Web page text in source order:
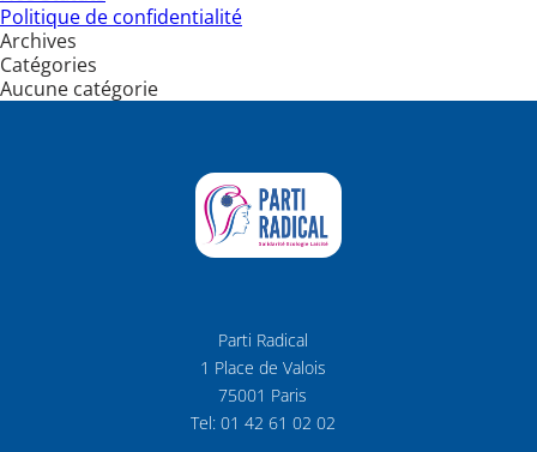
Politique de confidentialité
Archives
Catégories
Aucune catégorie
Parti Radical
1 Place de Valois
75001 Paris
Tel: 01 42 61 02 02